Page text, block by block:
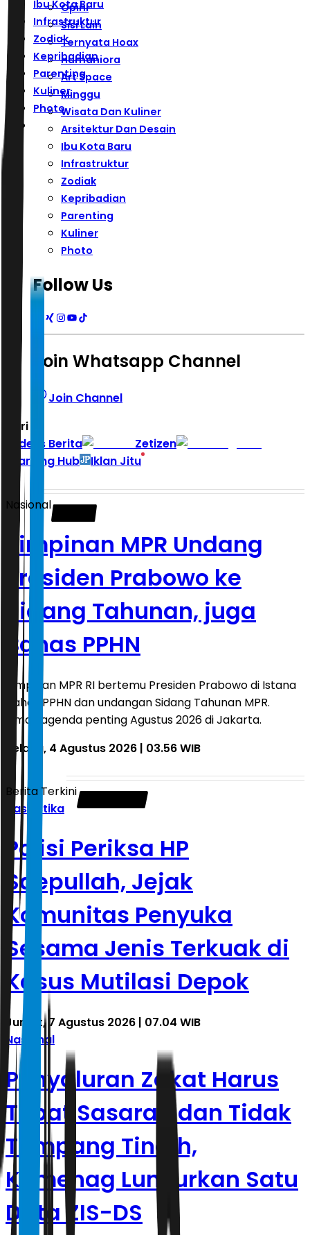
Ibu Kota Baru
Infrastruktur
Zodiak
Kepribadian
Parenting
Kuliner
Photo
Opini
Sisi Lain
Ternyata Hoax
Humaniora
Art Space
Minggu
Wisata Dan Kuliner
Arsitektur Dan Desain
Ibu Kota Baru
Infrastruktur
Zodiak
Kepribadian
Parenting
Kuliner
Photo
Follow Us
Join Whatsapp Channel
Join Channel
Hari ini
Indeks Berita
Zetizen
Learning Hub
Iklan Jitu
Nasional
Pimpinan MPR Undang
Presiden Prabowo ke
Sidang Tahunan, juga
Bahas PPHN
Pimpinan MPR RI bertemu Presiden Prabowo di Istana
bahas PPHN dan undangan Sidang Tahunan MPR.
Simak agenda penting Agustus 2026 di Jakarta.
Selasa, 4 Agustus 2026 | 03.56 WIB
Berita Terkini
Kasuistika
Polisi Periksa HP
Saepullah, Jejak
Komunitas Penyuka
Sesama Jenis Terkuak di
Kasus Mutilasi Depok
Jumat, 7 Agustus 2026 | 07.04 WIB
Nasional
Penyaluran Zakat Harus
Tepat Sasaran dan Tidak
Tumpang Tindih,
Kemenag Luncurkan Satu
Data ZIS-DS